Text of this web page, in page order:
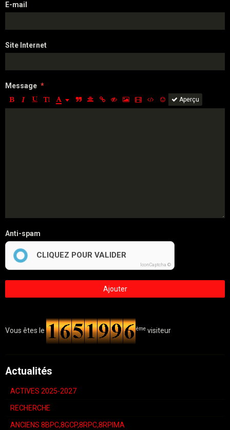
E-mail
Site Internet
Message
Aperçu
Anti-spam
CLIQUEZ POUR VALIDER
IconCaptcha ©
Ajouter
Vous êtes le ème visiteur
Actualités
ACTIVES 2025-2027
RECHERCHE
ANCIENS 8BPC,8GCP,8RPC,8RPIMA